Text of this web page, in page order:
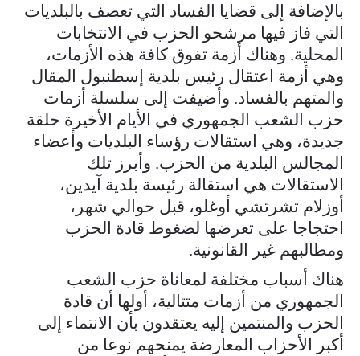
بالإضافة إلى قضايا الفساد التي تعصف بالبلديات
التي فاز فيها مرشحو الحزب في الانتخابات
المحلية. وهناك أزمة تفوق كافة هذه الأزمات،
وهي أزمة اعتقال رئيس بلدية إسطنبول المقال
والمتهم بالفساد. وأضيفت إلى سلسلة أزمات
حزب الشعب الجمهوري في الأيام الأخيرة حلقة
جديدة، وهي استقالات رؤساء البلديات وأعضاء
المجالس البلدية من الحزب. وأبرز تلك
الاستقالات هي استقالة رئيسة بلدية آيدين،
أوزلام تشرتشي أوغلو، قبل حوالي شهر،
احتجاجا على تعرضها لضغوط قادة الحزب
ومطالبهم غير القانونية.
هناك أسباب مختلفة لمعاناة حزب الشعب
الجمهوري من أزمات متتالية، أولها أن قادة
الحزب والمنتمين إليه يعتقدون بأن الانتماء إلى
أكبر الأحزاب المعارضة يمنحهم نوعا من